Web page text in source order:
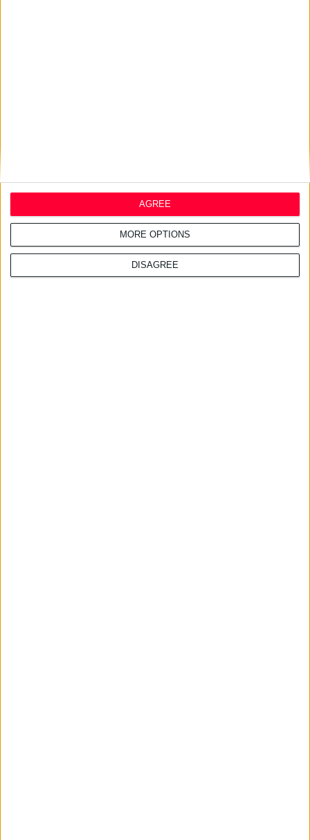
MORE OPTIONS
DISAGREE
AGREE